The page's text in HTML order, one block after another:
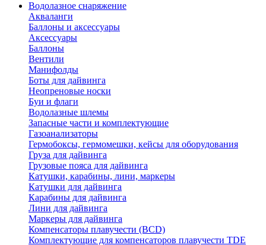
Водолазное снаряжение
Акваланги
Баллоны и аксессуары
Аксессуары
Баллоны
Вентили
Манифолды
Боты для дайвинга
Неопреновые носки
Буи и флаги
Водолазные шлемы
Запасные части и комплектующие
Газоанализаторы
Гермобоксы, гермомешки, кейсы для оборудования
Груза для дайвинга
Грузовые пояса для дайвинга
Катушки, карабины, лини, маркеры
Катушки для дайвинга
Карабины для дайвинга
Лини для дайвинга
Маркеры для дайвинга
Компенсаторы плавучести (BCD)
Комплектующие для компенсаторов плавучести TDE